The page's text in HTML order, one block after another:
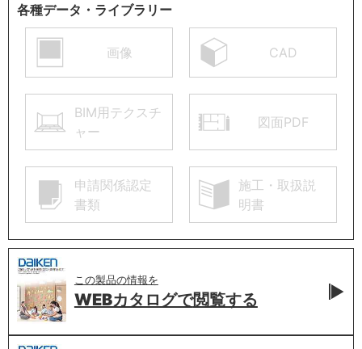
各種データ・ライブラリー
画像 CAD
BIM用テクスチ
ャー
図面PDF
申請関係認定
書類
施工・取扱説
明書
この製品の情報を
WEBカタログで閲覧する